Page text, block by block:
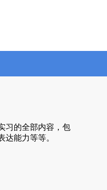
习的全部内容，包
能力等等。